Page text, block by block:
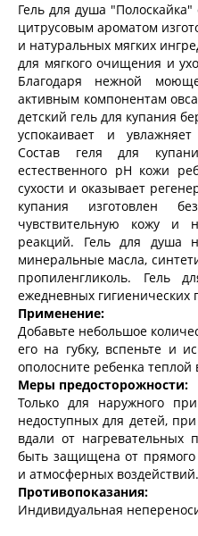
Гель для душа
цитрусовым ароматом
и натуральных мягких
для мягкого очищения и
Благодаря нежной
активным компонентам
детский гель для купания
успокаивает и
Состав геля для
естественного рН кожи
сухости и оказывает
купания изготовлен
чувствительную кожу и
реакций. Гель для душа
минеральные масла,
пропиленгликоль. Гель
ежедневных гигиенических
Применение:
Добавьте небольшое
его на губку, вспеньте и
ополосните ребенка теплой
Меры предосторожности:
Только для наружного
недоступных для детей,
вдали от нагревательных
быть защищена от
и атмосферных воздействий.
Противопоказания:
Индивидуальная